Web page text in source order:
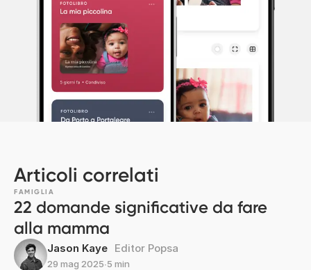
Articoli correlati
FAMIGLIA
22 domande significative da fare
alla mamma
Jason Kaye Editor Popsa
29 mag 2025∙5 min